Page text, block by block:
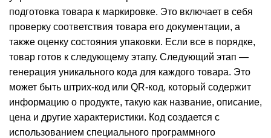
подготовка товара к маркировке. Это включает в себя
проверку соответствия товара его документации, а
также оценку состояния упаковки. Если все в порядке,
товар готов к следующему этапу. Следующий этап —
генерация уникального кода для каждого товара. Это
может быть штрих-код или QR-код, который содержит
информацию о продукте, такую как название, описание,
цена и другие характеристики. Код создается с
использованием специального программного